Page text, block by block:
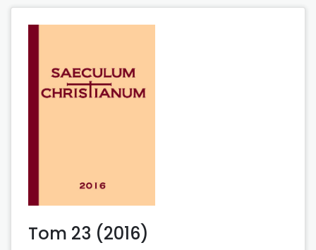
Tom 23 (2016)